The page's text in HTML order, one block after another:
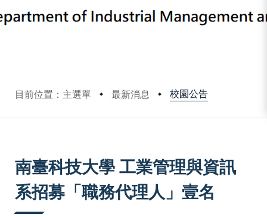
目前位置：主選單 最新消息 校園公告
南臺科技大學 工業管理與資訊
系招募「職務代理人」壹名